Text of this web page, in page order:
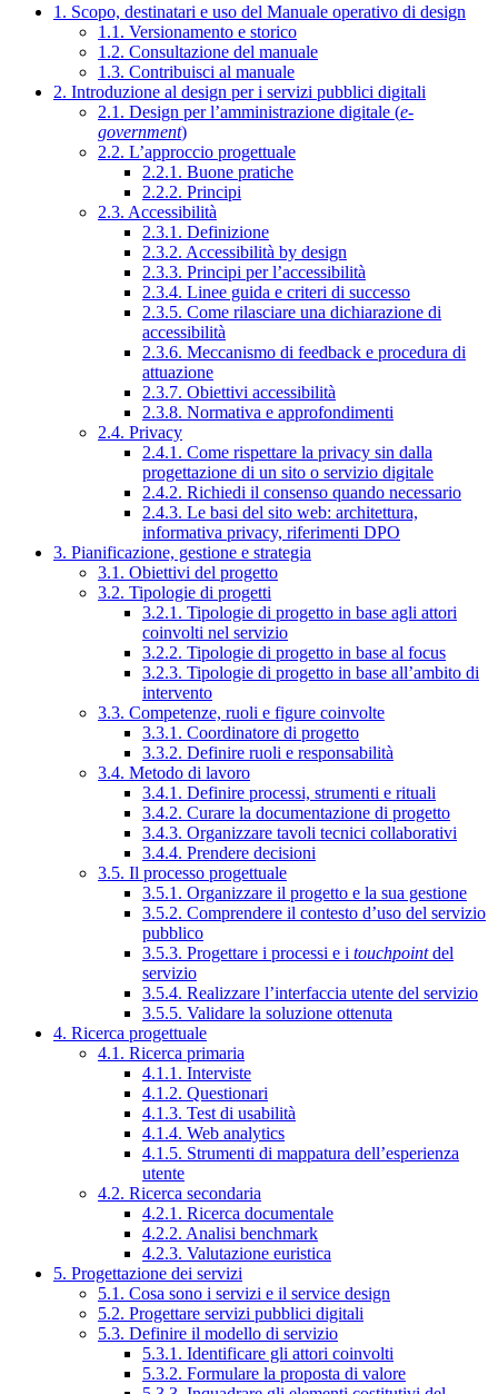
1. Scopo, destinatari e uso del Manuale operativo di design
1.1. Versionamento e storico
1.2. Consultazione del manuale
1.3. Contribuisci al manuale
2. Introduzione al design per i servizi pubblici digitali
2.1. Design per l’amministrazione digitale (e-
government)
2.2. L’approccio progettuale
2.2.1. Buone pratiche
2.2.2. Principi
2.3. Accessibilità
2.3.1. Definizione
2.3.2. Accessibilità by design
2.3.3. Principi per l’accessibilità
2.3.4. Linee guida e criteri di successo
2.3.5. Come rilasciare una dichiarazione di
accessibilità
2.3.6. Meccanismo di feedback e procedura di
attuazione
2.3.7. Obiettivi accessibilità
2.3.8. Normativa e approfondimenti
2.4. Privacy
2.4.1. Come rispettare la privacy sin dalla
progettazione di un sito o servizio digitale
2.4.2. Richiedi il consenso quando necessario
2.4.3. Le basi del sito web: architettura,
informativa privacy, riferimenti DPO
3. Pianificazione, gestione e strategia
3.1. Obiettivi del progetto
3.2. Tipologie di progetti
3.2.1. Tipologie di progetto in base agli attori
coinvolti nel servizio
3.2.2. Tipologie di progetto in base al focus
3.2.3. Tipologie di progetto in base all’ambito di
intervento
3.3. Competenze, ruoli e figure coinvolte
3.3.1. Coordinatore di progetto
3.3.2. Definire ruoli e responsabilità
3.4. Metodo di lavoro
3.4.1. Definire processi, strumenti e rituali
3.4.2. Curare la documentazione di progetto
3.4.3. Organizzare tavoli tecnici collaborativi
3.4.4. Prendere decisioni
3.5. Il processo progettuale
3.5.1. Organizzare il progetto e la sua gestione
3.5.2. Comprendere il contesto d’uso del servizio
pubblico
3.5.3. Progettare i processi e i touchpointdel
servizio
3.5.4. Realizzare l’interfaccia utente del servizio
3.5.5. Validare la soluzione ottenuta
4. Ricerca progettuale
4.1. Ricerca primaria
4.1.1. Interviste
4.1.2. Questionari
4.1.3. Test di usabilità
4.1.4. Web analytics
4.1.5. Strumenti di mappatura dell’esperienza
utente
4.2. Ricerca secondaria
4.2.1. Ricerca documentale
4.2.2. Analisi benchmark
4.2.3. Valutazione euristica
5. Progettazione dei servizi
5.1. Cosa sono i servizi e il service design
5.2. Progettare servizi pubblici digitali
5.3. Definire il modello di servizio
5.3.1. Identificare gli attori coinvolti
5.3.2. Formulare la proposta di valore